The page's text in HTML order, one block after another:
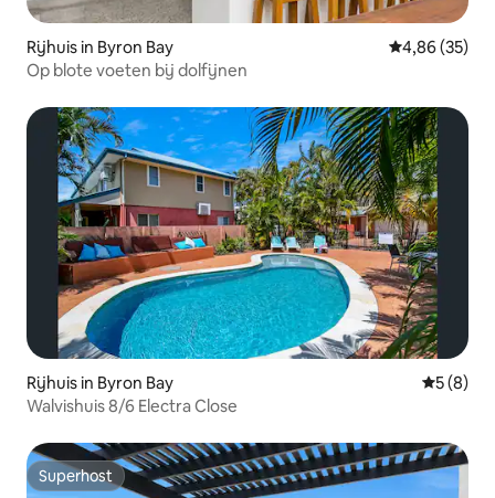
Rijhuis in Byron Bay Gemiddelde
4,86 (35)
Op blote voeten bij dolfijnen
Rijhuis in Byron Bay
5 (8)
Walvishuis 8/6 Electra Close
Superhost
Superhost